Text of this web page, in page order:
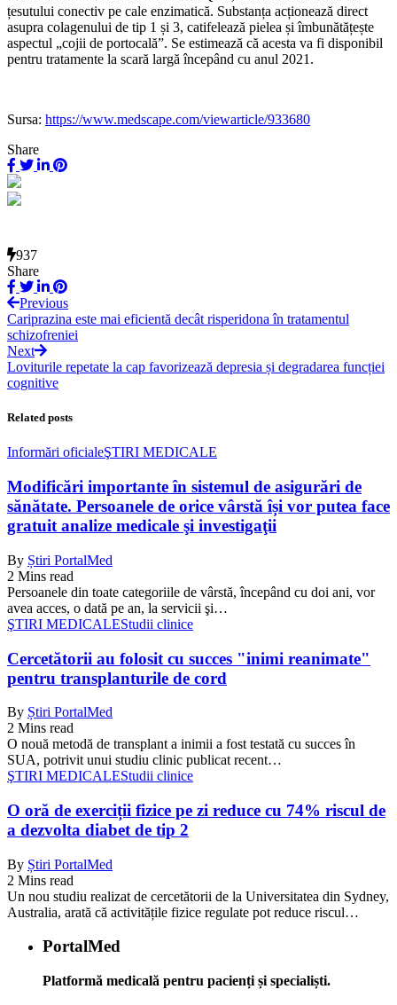
țesutului conectiv pe cale enzimatică. Substanța acționează direct
asupra colagenului de tip 1 și 3, catifelează pielea și îmbunătățește
aspectul „cojii de portocală”. Se estimează că acesta va fi disponibil
pentru tratamente la scară largă începând cu anul 2021.
Sursa: https://www.medscape.com/viewarticle/933680
Share
937
Share
Previous
Cariprazina este mai eficientă decât risperidona în tratamentul
schizofreniei
Next
Loviturile repetate la cap favorizează depresia și degradarea funcției
cognitive
Related posts
Informări oficialeŞTIRI MEDICALE
Modificări importante în sistemul de asigurări de
sănătate. Persoanele de orice vârstă își vor putea face
gratuit analize medicale şi investigaţii
By Știri PortalMed
2 Mins read
Persoanele din toate categoriile de vârstă, începând cu doi ani, vor
avea acces, o dată pe an, la servicii şi…
ŞTIRI MEDICALEStudii clinice
Cercetătorii au folosit cu succes "inimi reanimate"
pentru transplanturile de cord
By Știri PortalMed
2 Mins read
O nouă metodă de transplant a inimii a fost testată cu succes în
SUA, potrivit unui studiu clinic publicat recent…
ŞTIRI MEDICALEStudii clinice
O oră de exerciții fizice pe zi reduce cu 74% riscul de
a dezvolta diabet de tip 2
By Știri PortalMed
2 Mins read
Un nou studiu realizat de cercetătorii de la Universitatea din Sydney,
Australia, arată că activitățile fizice regulate pot reduce riscul…
PortalMed
Platformă medicală pentru pacienți și specialiști.